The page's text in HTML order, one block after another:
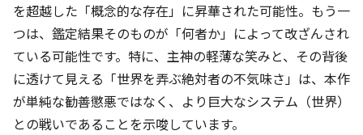
を超越した「概念的な存在」に昇華された可能性。もう一
つは、鑑定結果そのものが「何者か」によって改ざんされ
ている可能性です。特に、主神の軽薄な笑みと、その背後
に透けて見える「世界を弄ぶ絶対者の不気味さ」は、本作
が単純な勧善懲悪ではなく、より巨大なシステム（世界）
との戦いであることを示唆しています。